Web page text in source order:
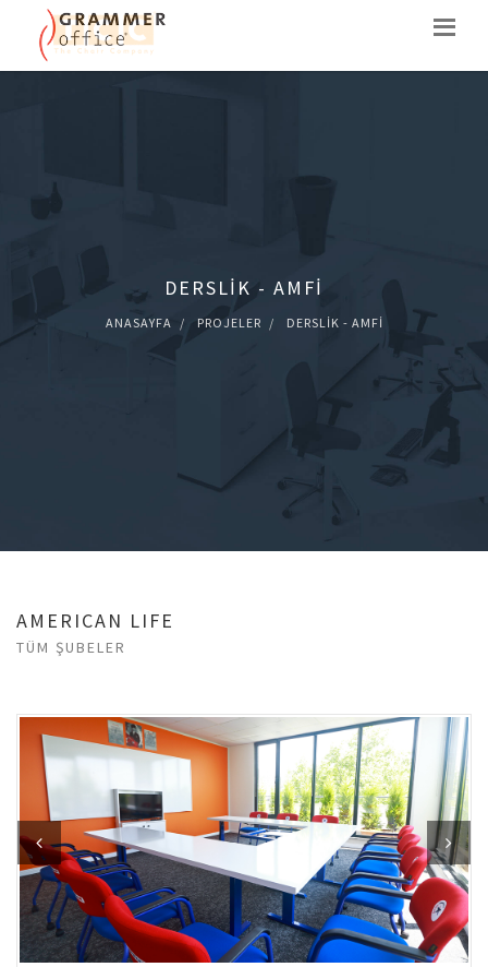
DERSLIK - AMFI
ANASAYFA PROJELER DERSLIK - AMFI
AMERICAN LIFE
TÜM ŞUBELER
Previous Next